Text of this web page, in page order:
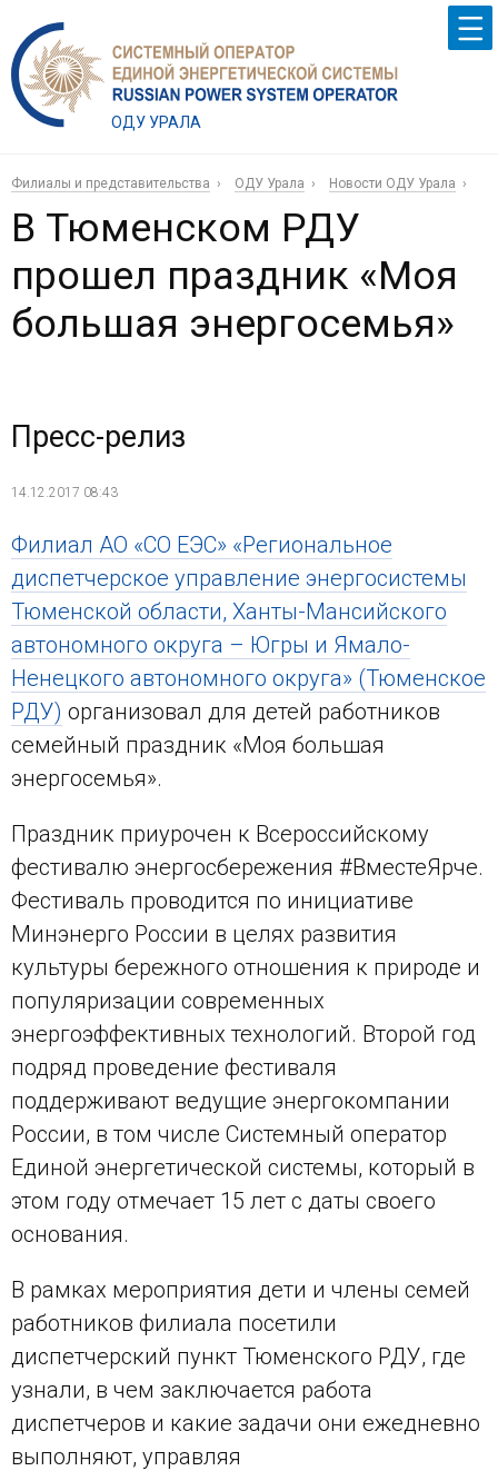
ОДУ УРАЛА
Филиалы и представительства ОДУ Урала Новости ОДУ Урала
В Тюменском РДУ
прошел праздник «Моя
большая энергосемья»
Пресс-релиз
14.12.2017 08:43
Филиал АО «СО ЕЭС» «Региональное
диспетчерское управление энергосистемы
Тюменской области, Ханты-Мансийского
автономного округа – Югры и Ямало-
Ненецкого автономного округа» (Тюменское
РДУ) организовал для детей работников
семейный праздник «Моя большая
энергосемья».
Праздник приурочен к Всероссийскому
фестивалю энергосбережения #ВместеЯрче.
Фестиваль проводится по инициативе
Минэнерго России в целях развития
культуры бережного отношения к природе и
популяризации современных
энергоэффективных технологий. Второй год
подряд проведение фестиваля
поддерживают ведущие энергокомпании
России, в том числе Системный оператор
Единой энергетической системы, который в
этом году отмечает 15 лет с даты своего
основания.
В рамках мероприятия дети и члены семей
работников филиала посетили
диспетчерский пункт Тюменского РДУ, где
узнали, в чем заключается работа
диспетчеров и какие задачи они ежедневно
выполняют, управляя